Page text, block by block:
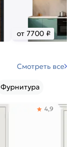
от 7700 ₽
Смотреть все
Фурнитура
4,9